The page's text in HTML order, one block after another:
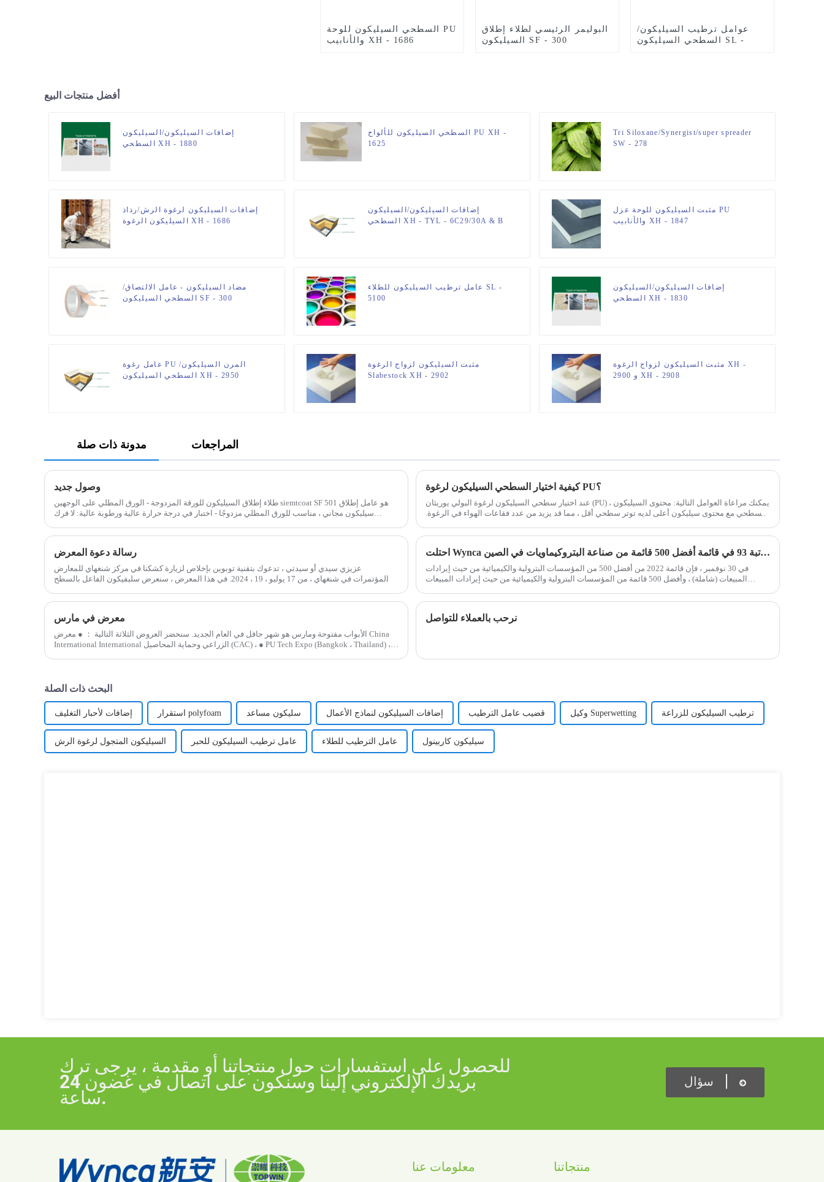
السطحي السيليكون للوحة PU
والأنابيب XH - 1686
البوليمر الرئيسي لطلاء إطلاق
السيليكون SF - 300
عوامل ترطيب السيليكون/
السطحي السيليكون SL -
أفضل منتجات البيع
إضافات السيليكون/السيليكون
السطحي XH - 1880
السطحي السيليكون للألواح PU XH -
1625
Tri Siloxane/Synergist/super spreader
SW - 278
إضافات السيليكون لرغوة الرش/رذاذ
السيليكون الرغوة XH - 1686
إضافات السيليكون/السيليكون
السطحي XH - TYL - 6C29/30A & B
مثبت السيليكون للوحة عزل PU
والأنابيب XH - 1847
مضاد السيليكون - عامل الالتصاق/
السطحي السيليكون SF - 300
عامل ترطيب السيليكون للطلاء SL -
5100
إضافات السيليكون/السيليكون
السطحي XH - 1830
عامل رغوة PU المرن السيليكون/
السطحي السيليكون XH - 2950
مثبت السيليكون لزواج الرغوة
Slabestock XH - 2902
مثبت السيليكون لزواج الرغوة XH -
2900 و XH - 2908
مدونة ذات صلة المراجعات
وصول جديد
طلاء إطلاق السيليكون للورقة المزدوجة - الورق المطلي على الوجهين siemtcoat SF 501 هو عامل إطلاق
سيليكون مجاني ، مناسب للورق المطلي مزدوجًا - اختبار في درجة حرارة عالية ورطوبة عالية: لا فرك
كيفية اختيار السطحي السيليكون لرغوة PU؟
عند اختيار سطحي السيليكون لرغوة البولي يوريثان (PU) ، يمكنك مراعاة العوامل التالية: محتوى السيليكون
السطحي مع محتوى سيليكون أعلى لديه توتر سطحي أقل ، مما قد يزيد من عدد فقاعات الهواء في الرغوة.
رسالة دعوة المعرض
عزيزي سيدي أو سيدتي ، تدعوك بتقنية توبوين بإخلاص لزيارة كشكنا في مركز شنغهاي للمعارض
والمؤتمرات في شنغهاي ، من 17 يوليو ، 19 ، 2024. في هذا المعرض ، سنعرض سليفيكون الفاعل بالسطح
احتلت Wynca المرتبة 93 في قائمة أفضل 500 قائمة من صناعة البتروكيماويات في الصين
في 30 نوفمبر ، فإن قائمة 2022 من أفضل 500 من المؤسسات البترولية والكيميائية من حيث إيرادات
المبيعات (شاملة) ، وأفضل 500 قائمة من المؤسسات البترولية والكيميائية من حيث إيرادات المبيعات
معرض في مارس
الأبواب مفتوحة ومارس هو شهر حافل في العام الجديد. سنحضر العروض الثلاثة التالية ： ● معرض China
International International الزراعي وحماية المحاصيل (CAC) ، ● PU Tech Expo (Bangkok ، Thailand) ،
نرحب بالعملاء للتواصل
البحث ذات الصلة
إضافات لأحبار التغليف استقرار polyfoam سليكون مساعد إضافات السيليكون لنماذج الأعمال قضيب عامل الترطيب وكيل Superwetting ترطيب السيليكون للزراعة
السيليكون المتجول لرغوة الرش عامل ترطيب السيليكون للحبر عامل الترطيب للطلاء سيليكون كاربينول
للحصول على استفسارات حول منتجاتنا أو مقدمة ، يرجى ترك
بريدك الإلكتروني إلينا وسنكون على اتصال في غضون 24
ساعة.
سؤال
معلومات عنا منتجاتنا